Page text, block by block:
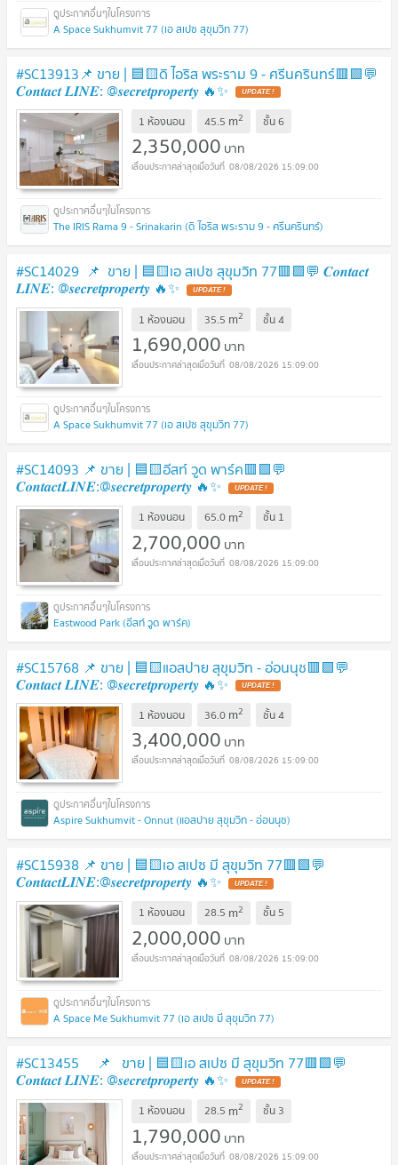
A Space Sukhumvit 77 (เอ สเปซ สุขุมวิท 77)
#SC13913📌 ขาย | 🟦🟨ดิ ไอริส พระราม 9 - ศรีนครินทร์​🟥🟩💬
𝑪𝒐𝒏𝒕𝒂𝒄𝒕 𝑳𝑰𝑵𝑬: @𝒔𝒆𝒄𝒓𝒆𝒕𝒑𝒓𝒐𝒑𝒆𝒓𝒕𝒚 🔥✨ UPDATE !
1 ห้องนอน 45.5 m2 ชั้น6
2,350,000 บาท
08/08/2026 15:09:00
The IRIS Rama 9 - Srinakarin (ดิ ไอริส พระราม 9 - ศรีนครินทร์)
#SC14029​ ​​ 📌 ขาย | 🟦🟨เอ สเปซ สุขุมวิท 77🟥🟩💬 𝑪𝒐𝒏𝒕𝒂𝒄𝒕
𝑳𝑰𝑵𝑬: @𝒔𝒆𝒄𝒓𝒆𝒕𝒑𝒓𝒐𝒑𝒆𝒓𝒕𝒚 🔥✨ UPDATE !
1 ห้องนอน 35.5 m2 ชั้น4
1,690,000 บาท
08/08/2026 15:09:00
A Space Sukhumvit 77 (เอ สเปซ สุขุมวิท 77)
#SC14093 📌 ขาย | 🟦🟨อีสท์ วูด พาร์ค🟥🟩💬
𝑪𝒐𝒏𝒕𝒂𝒄𝒕𝑳𝑰𝑵𝑬:@𝒔𝒆𝒄𝒓𝒆𝒕𝒑𝒓𝒐𝒑𝒆𝒓𝒕𝒚 🔥✨ UPDATE !
1 ห้องนอน 65.0 m2 ชั้น 1
2,700,000 บาท
08/08/2026 15:09:00
Eastwood Park (อีสท์ วูด พาร์ค)
#SC15768 📌 ขาย | 🟦🟨แอสปาย สุขุมวิท - อ่อนนุช🟥🟩💬
𝑪𝒐𝒏𝒕𝒂𝒄𝒕 𝑳𝑰𝑵𝑬: @𝒔𝒆𝒄𝒓𝒆𝒕𝒑𝒓𝒐𝒑𝒆𝒓𝒕𝒚 🔥✨ UPDATE !
1 ห้องนอน 36.0 m2 ชั้น4
3,400,000 บาท
08/08/2026 15:09:00
Aspire Sukhumvit - Onnut (แอสปาย สุขุมวิท - อ่อนนุช)
#SC15938 📌 ขาย | 🟦🟨เอ สเปซ มี สุขุมวิท 77🟥🟩💬
𝑪𝒐𝒏𝒕𝒂𝒄𝒕𝑳𝑰𝑵𝑬:@𝒔𝒆𝒄𝒓𝒆𝒕𝒑𝒓𝒐𝒑𝒆𝒓𝒕𝒚 🔥✨ UPDATE !
1 ห้องนอน 28.5 m2 ชั้น 5
2,000,000 บาท
08/08/2026 15:09:00
A Space Me Sukhumvit 77 (เอ สเปซ มี สุขุมวิท 77)
#SC13455 📌 ขาย | 🟦🟨เอ สเปซ มี สุขุมวิท 77​🟥🟩💬
𝑪𝒐𝒏𝒕𝒂𝒄𝒕 𝑳𝑰𝑵𝑬: @𝒔𝒆𝒄𝒓𝒆𝒕𝒑𝒓𝒐𝒑𝒆𝒓𝒕𝒚 🔥✨ UPDATE !
1 ห้องนอน 28.5 m2 ชั้น 3
1,790,000 บาท
08/08/2026 15:09:00